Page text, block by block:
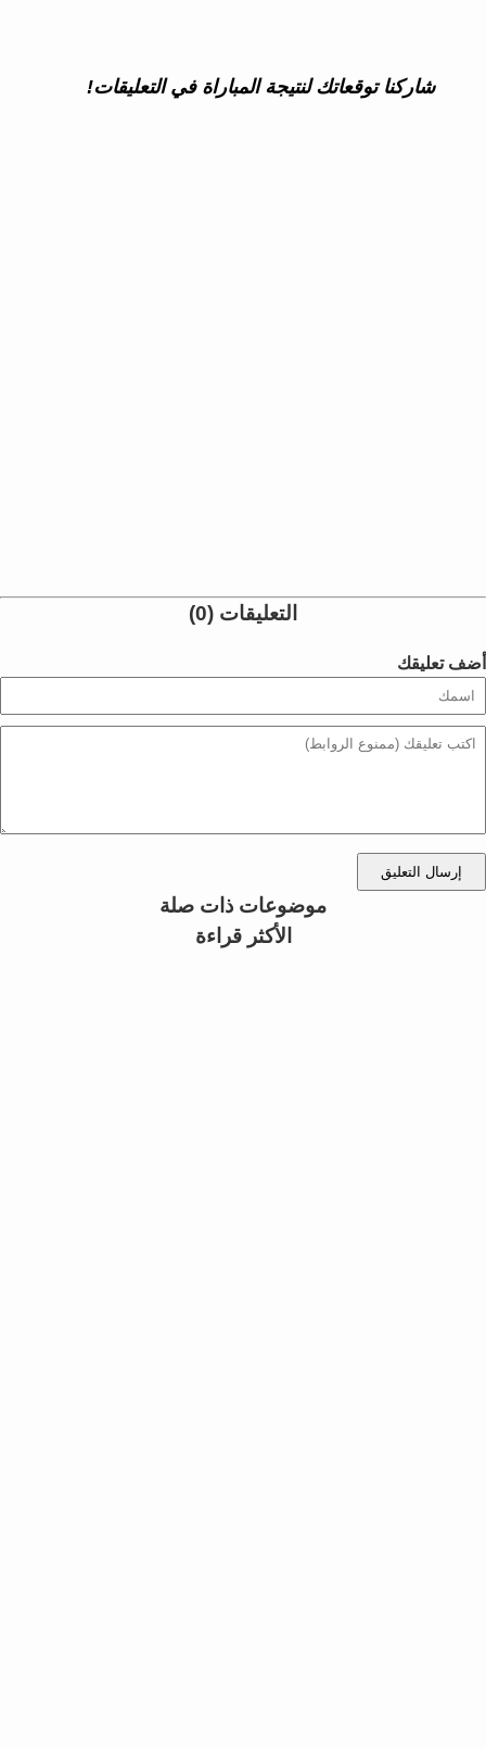
شاركنا توقعاتك لنتيجة المباراة في التعليقات!
التعليقات (0)
أضف تعليقك
إرسال التعليق
موضوعات ذات صلة
الأكثر قراءة